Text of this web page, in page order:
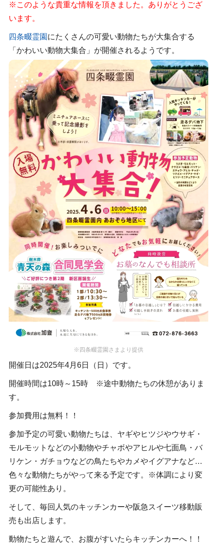
※このような貴重な情報を頂きました。ありがとうござ
います。
四条畷霊園 にたくさんの可愛い動物たちが大集合する
「かわいい動物大集合」が開催されるようです。
※四条畷霊園さまより提供
開催日は2025年4月6日（日）です。
開催時間は10時～15時 ※途中動物たちの休憩がありま
す。
参加費用は無料！！
参加予定の可愛い動物たちは、ヤギやヒツジやウサギ・
モルモットなどの小動物やチャボやアヒルや七面鳥・バ
リケン・ガチョウなどの鳥たちやカメやイグアナなど…
色々な動物たちがやって来る予定です。※体調により変
更の可能性あり。
そして、毎回人気のキッチンカーや阪急スイーツ移動販
売も出店します。
動物たちと遊んで、お腹がすいたらキッチンカーへ！！